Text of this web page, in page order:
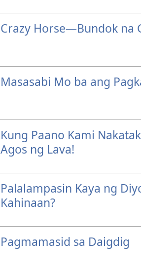
Crazy Horse—Bundok na
Masasabi Mo ba ang
Kung Paano Kami
Agos ng Lava!
Palalampasin Kaya ng
Kahinaan?
Pagmamasid sa Daigdig